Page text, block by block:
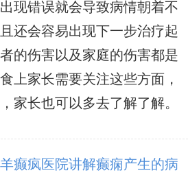
现错误就会导致病情朝着不
还会容易出现下一步治疗起
的伤害以及家庭的伤害都是
上家长需要关注这些方面，
家长也可以多去了解了解。
癫疯医院讲解癫痫产生的病